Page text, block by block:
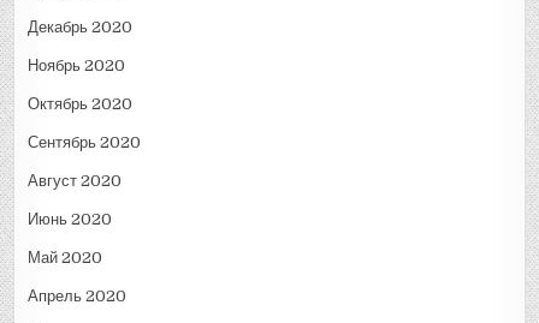
Декабрь 2020
Ноябрь 2020
Октябрь 2020
Сентябрь 2020
Август 2020
Июнь 2020
Май 2020
Апрель 2020